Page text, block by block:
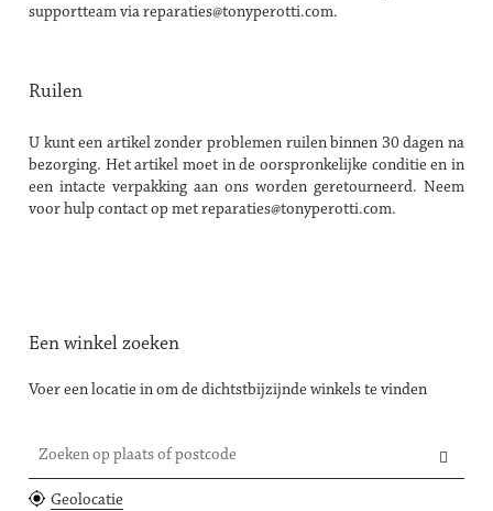
supportteam viareparaties@tonyperotti.com.
Ruilen
U kunt een artikel zonder problemen ruilen binnen 30 dagen na
bezorging. Het artikel moet in de oorspronkelijke conditie en in
een intacte verpakking aan ons worden geretourneerd. Neem
voor hulp contact op metreparaties@tonyperotti.com.
Een winkel zoeken
Voer een locatie in om de dichtstbijzijnde winkels te vinden
Zoeken op plaats of postcode
Geolocatie